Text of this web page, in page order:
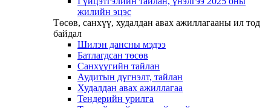
жилийн эцэс
Төсөв, санхүү, худалдан авах ажиллагааны ил тод
байдал
Шилэн дансны мэдээ
Батлагдсан төсөв
Санхүүгийн тайлан
Аудитын дүгнэлт, тайлан
Худалдан авах ажиллагаа
Тендерийн урилга